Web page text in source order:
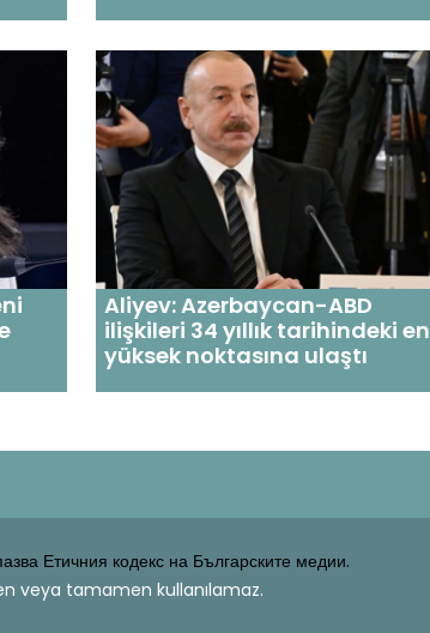
Aliyev: Azerbaycan-ABD
ilişkileri 34 yıllık tarihindeki en
yüksek noktasına ulaştı
Етичния кодекс на Българските медии.
veya tamamen kullanılamaz.